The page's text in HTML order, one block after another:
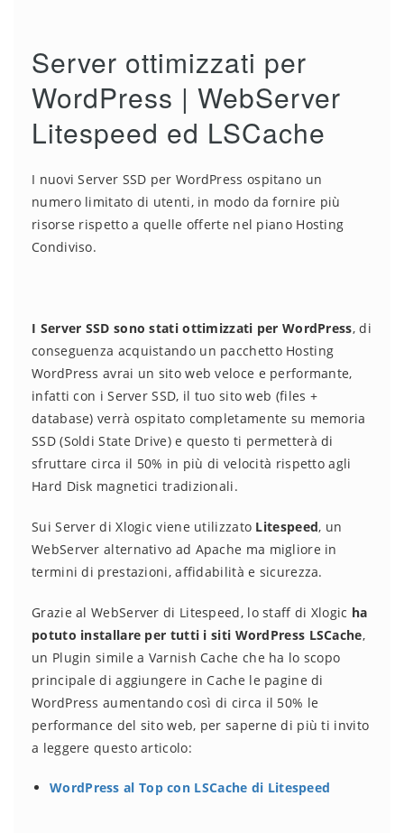
Server ottimizzati per
WordPress | WebServer
Litespeed ed LSCache
I nuovi Server SSD per WordPress ospitano un
numero limitato di utenti, in modo da fornire più
risorse rispetto a quelle offerte nel piano Hosting
Condiviso.
I Server SSD sono stati ottimizzati per WordPress, di
conseguenza acquistando un pacchetto Hosting
WordPress avrai un sito web veloce e performante,
infatti con i Server SSD, il tuo sito web (files +
database) verrà ospitato completamente su memoria
SSD (Soldi State Drive) e questo ti permetterà di
sfruttare circa il 50% in più di velocità rispetto agli
Hard Disk magnetici tradizionali.
Sui Server di Xlogic viene utilizzato Litespeed, un
WebServer alternativo ad Apache ma migliore in
termini di prestazioni, affidabilità e sicurezza.
Grazie al WebServer di Litespeed, lo staff di Xlogic ha
potuto installare per tutti i siti WordPress LSCache,
un Plugin simile a Varnish Cache che ha lo scopo
principale di aggiungere in Cache le pagine di
WordPress aumentando così di circa il 50% le
performance del sito web, per saperne di più ti invito
a leggere questo articolo:
WordPress al Top con LSCache di Litespeed